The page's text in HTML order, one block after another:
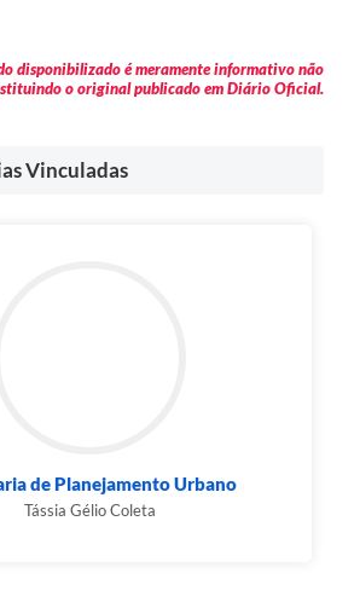
disponibilizado é meramente informativo não
o original publicado em Diário Oficial.
Vinculadas
de Planejamento Urbano
Tássia Gélio Coleta